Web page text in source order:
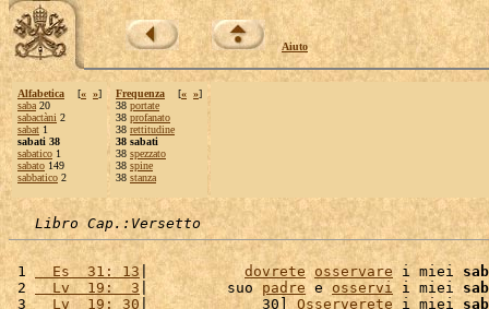
Aiuto
Alfabetica [« »]
saba 20
sabactàni 2
sabat 1
sabati 38
sabatico 1
sabato 149
sabbatico 2
Frequenza [« »]
38 portate
38 profanato
38 rettitudine
38 sabati
38 spezzato
38 spine
38 stanza
Libro Cap.:Versetto
1
  Es  31: 13
| dovrete osservare i miei
2
  Lv  19:  3
|         suo padre e osservi i miei
3
  Lv  19: 30
|             30] Osserverete i miei